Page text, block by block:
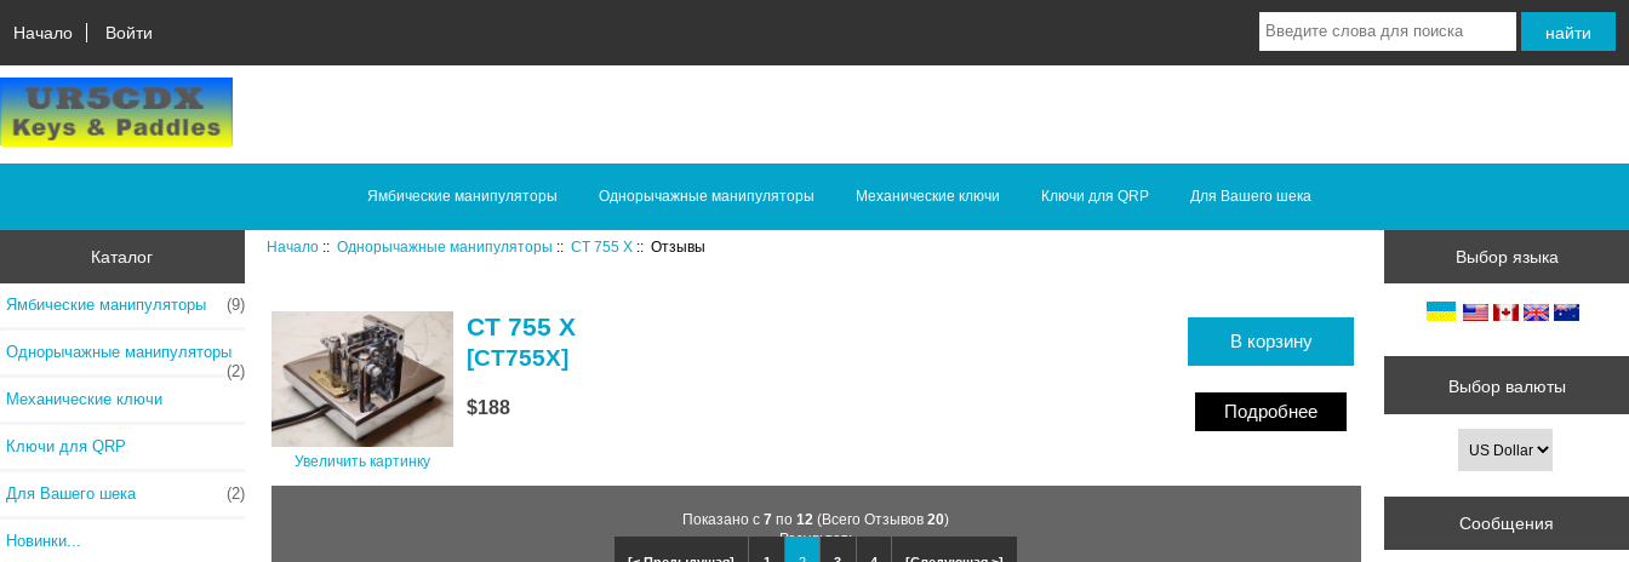
Начало Войти
Ямбические манипуляторы Однорычажные манипуляторы Механические ключи Ключи для QRP Для Вашего шека
Каталог
Ямбические манипуляторы (9)
Однорычажные манипуляторы
(2)
Механические ключи
Ключи для QRP
Для Вашего шека (2)
Новинки...
Начало ::Однорычажные манипуляторы ::CT 755 X :: Отзывы
Увеличить картинку
CT 755 X
[CT755X]
$188
В корзину
Подробнее
Показано с7 по12 (Всего Отзывов20)
Результат:
Выбор языка
Выбор валюты
Сообщения